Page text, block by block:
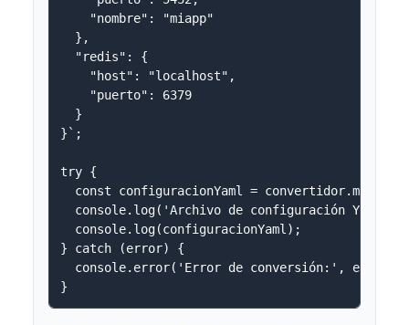
    "nombre": "miapp"
  },
  "redis": {
    "host": "localhost",
    "puerto": 6379
  }
}`;
try {
const configuracionYaml =
console.log('Archivo de configuración
  console.log(configuracionYaml);
} catch (error) {
console.error('Error de conversión:',